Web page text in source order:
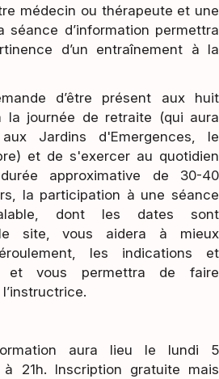
médecin ou thérapeute et une
séance d’information permettra
d’un entraînement à la
d’être présent aux huit
la journée de retraite (qui aura
Jardins d'Emergences, le
et de s'exercer au quotidien
approximative de 30-40
la participation à une séance
dont les dates sont
site, vous aidera à mieux
les indications et
et vous permettra de faire
aura lieu le lundi 5
21h. Inscription gratuite mais